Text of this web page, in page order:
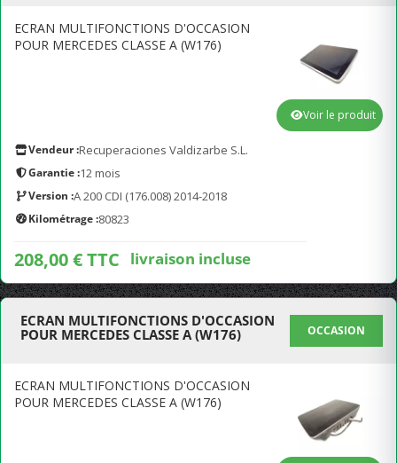
ECRAN MULTIFONCTIONS D'OCCASION
POUR MERCEDES CLASSE A (W176)
Vendeur :Recuperaciones Valdizarbe S.L.
Garantie :12 mois
Version :A 200 CDI (176.008) 2014-2018
Kilométrage :80823
208,00 € TTC livraison incluse
Voir le produit
ECRAN MULTIFONCTIONS D'OCCASION
POUR MERCEDES CLASSE A (W176)
OCCASION
ECRAN MULTIFONCTIONS D'OCCASION
POUR MERCEDES CLASSE A (W176)